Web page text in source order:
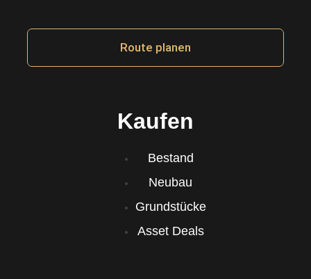
r
m
Route planen
Kaufen
Bestand
Neubau
Grundstücke
Asset Deals